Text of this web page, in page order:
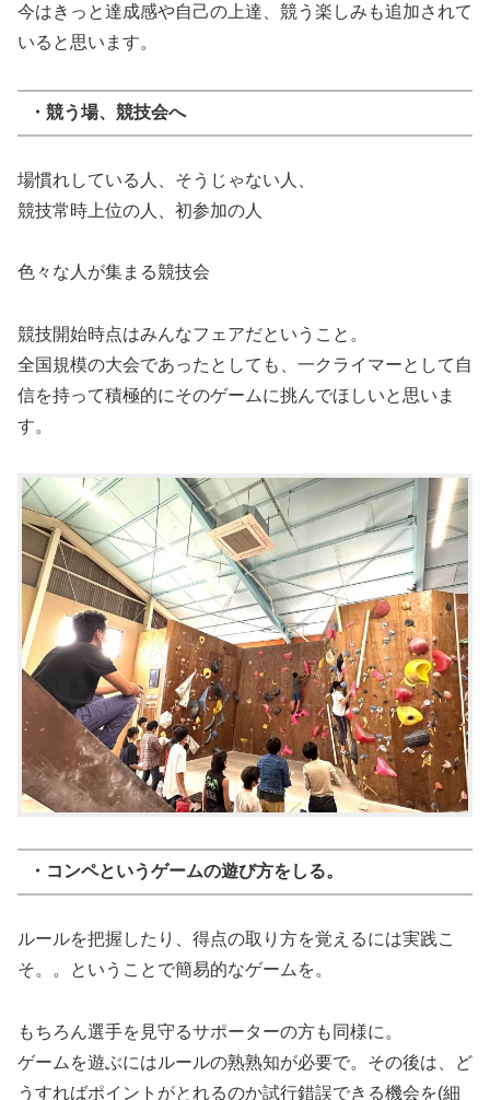
今はきっと達成感や自己の上達、競う楽しみも追加されて
いると思います。
・競う場、競技会へ
場慣れしている人、そうじゃない人、
競技常時上位の人、初参加の人
色々な人が集まる競技会
競技開始時点はみんなフェアだということ。
全国規模の大会であったとしても、一クライマーとして自
信を持って積極的にそのゲームに挑んでほしいと思いま
す。
・コンペというゲームの遊び方をしる。
ルールを把握したり、得点の取り方を覚えるには実践こ
そ。。ということで簡易的なゲームを。
もちろん選手を見守るサポーターの方も同様に。
ゲームを遊ぶにはルールの熟熟知が必要で。その後は、ど
うすればポイントがとれるのか試行錯誤できる機会を(細